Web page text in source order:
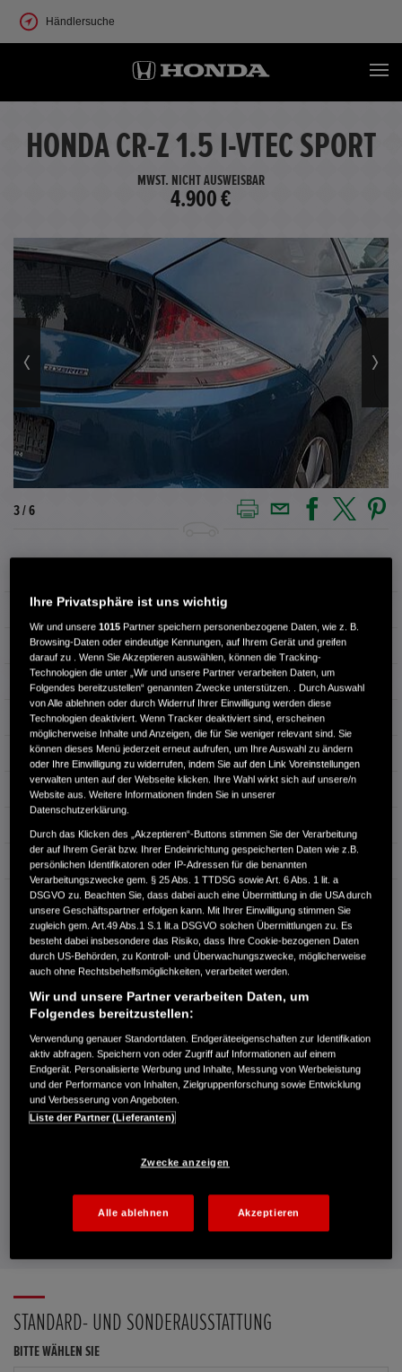
Händlersuche
HONDA CR-Z 1.5 I-VTEC SPORT
MWST. NICHT AUSWEISBAR
4.900 €
3 / 6
Kilometerstand 250.000 km
Kraftstoffart Benzin
Getriebe Schaltgetriebe
Türen 3
Leistung 84 kW / 114 PS
Hubraum 1.497 cm³
Bauart Coupé
DIETER STACHOWIAK GMBH & CO. KG
Potsdamer Str. 9a
15711 Königs Wusterhausen
RUFEN SIE UNS AN:
03375 / 24260
Route planen
Händlerbestand anzeigen
Händler kontaktieren
E-MAIL-ANFRAGE
PROBEFAHRT VEREINBAREN
STANDARD- UND SONDERAUSSTATTUNG
BITTE WÄHLEN SIE
Ihre Privatsphäre ist uns wichtig
Wir und unsere1015 Partner speichern personenbezogene Daten, wie z. B.
Browsing-Daten oder eindeutige Kennungen, auf Ihrem Gerät und greifen
darauf zu . Wenn Sie Akzeptieren auswählen, können die Tracking-
Technologien die unter „Wir und unsere Partner verarbeiten Daten, um
Folgendes bereitzustellen“ genannten Zwecke unterstützen. . Durch Auswahl
von Alle ablehnen oder durch Widerruf Ihrer Einwilligung werden diese
Technologien deaktiviert. Wenn Tracker deaktiviert sind, erscheinen
möglicherweise Inhalte und Anzeigen, die für Sie weniger relevant sind. Sie
können dieses Menü jederzeit erneut aufrufen, um Ihre Auswahl zu ändern
oder Ihre Einwilligung zu widerrufen, indem Sie auf den Link Voreinstellungen
verwalten unten auf der Webseite klicken. Ihre Wahl wirkt sich auf unsere/n
Website aus. Weitere Informationen finden Sie in unserer
Datenschutzerklärung.
Durch das Klicken des „Akzeptieren“-Buttons stimmen Sie der Verarbeitung
der auf Ihrem Gerät bzw. Ihrer Endeinrichtung gespeicherten Daten wie z.B.
persönlichen Identifikatoren oder IP-Adressen für die benannten
Verarbeitungszwecke gem. § 25 Abs. 1 TTDSG sowie Art. 6 Abs. 1 lit. a
DSGVO zu. Beachten Sie, dass dabei auch eine Übermittlung in die USA durch
unsere Geschäftspartner erfolgen kann. Mit Ihrer Einwilligung stimmen Sie
zugleich gem. Art.49 Abs.1 S.1 lit.a DSGVO solchen Übermittlungen zu. Es
besteht dabei insbesondere das Risiko, dass Ihre Cookie-bezogenen Daten
durch US-Behörden, zu Kontroll- und Überwachungszwecke, möglicherweise
auch ohne Rechtsbehelfsmöglichkeiten, verarbeitet werden.
Wir und unsere Partner verarbeiten Daten, um
Folgendes bereitzustellen:
Verwendung genauer Standortdaten. Endgeräteeigenschaften zur Identifikation
aktiv abfragen. Speichern von oder Zugriff auf Informationen auf einem
Endgerät. Personalisierte Werbung und Inhalte, Messung von Werbeleistung
und der Performance von Inhalten, Zielgruppenforschung sowie Entwicklung
und Verbesserung von Angeboten.
Liste der Partner (Lieferanten)
Zwecke anzeigen
Alle ablehnen Akzeptieren